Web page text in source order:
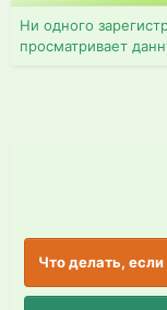
Ни одного
просматривает
Что делать,